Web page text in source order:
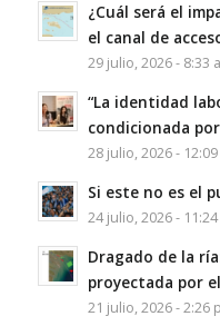
¿Cuál será el
el canal de
29 julio, 2026 - 8:33
“La identidad
condicionada
28 julio, 2026 -
Si este no es el
24 julio, 2026 -
Dragado de la
proyectada por
21 julio, 2026 - 2:26